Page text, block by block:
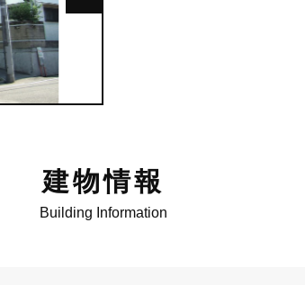
建物情報
Building Information